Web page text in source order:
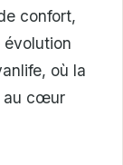
confort,
où la
au cœur